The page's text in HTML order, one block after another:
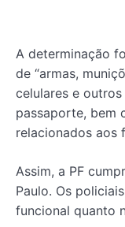
A determinação
de “armas,
celulares e
passaporte, bem
relacionados aos
Assim, a PF
Paulo. Os
funcional quanto